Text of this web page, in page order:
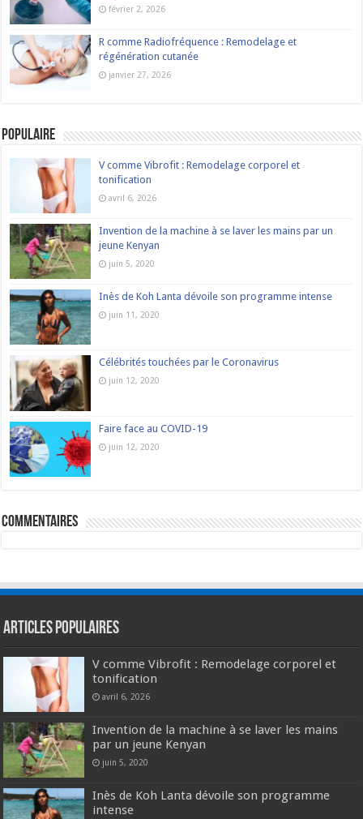
février 2, 2026
R comme Radiofréquence : Remodelage et
régénération cutanée
janvier 27, 2026
Populaire
V comme Vibrofit : Remodelage corporel et
tonification
avril 6, 2026
Invention de la machine à se laver les mains par un
jeune Kenyan
juin 5, 2020
Inès de Koh Lanta dévoile son programme intense
juin 11, 2020
Célébrités touchées par le Coronavirus
juin 12, 2020
Faire face au COVID-19
juin 12, 2020
commentaires
Articles populaires
V comme Vibrofit : Remodelage corporel et
tonification
avril 6, 2026
Invention de la machine à se laver les mains
par un jeune Kenyan
juin 5, 2020
Inès de Koh Lanta dévoile son programme
intense